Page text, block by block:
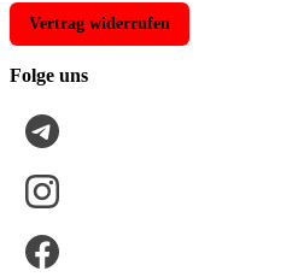
Vertrag widerrufen
Folge uns